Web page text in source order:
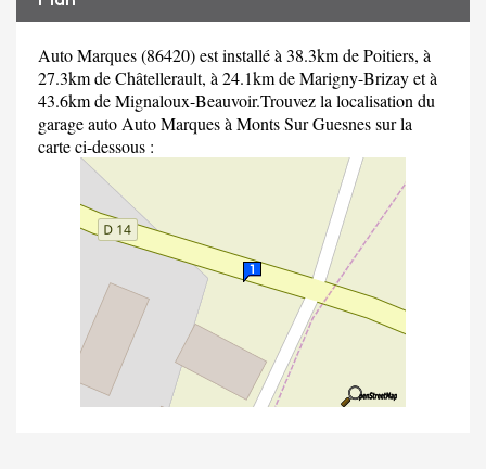
Auto Marques (86420) est installé à 38.3km de Poitiers, à
27.3km de Châtellerault, à 24.1km de Marigny-Brizay et à
43.6km de Mignaloux-Beauvoir.Trouvez la localisation du
garage auto Auto Marques à Monts Sur Guesnes sur la
carte ci-dessous :